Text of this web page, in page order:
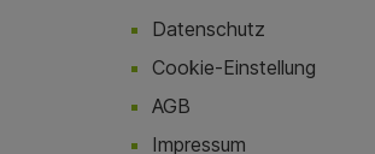
Datenschutz
Cookie-Einstellung
AGB
Impressum